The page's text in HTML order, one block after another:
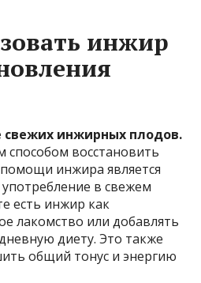
инжир
свежих инжирных плодов.
восстановить
инжира является
употребление в свежем
есть инжир как
лакомство или добавлять
диету. Это также
общий тонус и энергию